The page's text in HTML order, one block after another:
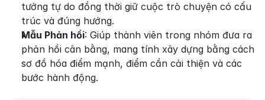
tưởng tự do đồng thời giữ cuộc trò chuyện có cấu
trúc và đúng hướng.
Mẫu Phản hồi: Giúp thành viên trong nhóm đưa ra
phản hồi cân bằng, mang tính xây dựng bằng cách
sơ đồ hóa điểm mạnh, điểm cần cải thiện và các
bước hành động.